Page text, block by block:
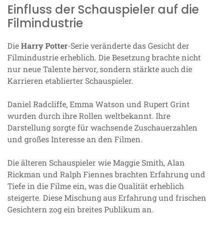
Einfluss der Schauspieler auf die
Filmindustrie
DieHarry Potter-Serie veränderte das Gesicht der
Filmindustrie erheblich. Die Besetzung brachte nicht
nur neue Talente hervor, sondern stärkte auch die
Karrieren etablierter Schauspieler.
Daniel Radcliffe, Emma Watson und Rupert Grint
wurden durch ihre Rollen weltbekannt. Ihre
Darstellung sorgte für wachsende Zuschauerzahlen
und großes Interesse an den Filmen.
Die älteren Schauspieler wie Maggie Smith, Alan
Rickman und Ralph Fiennes brachten Erfahrung und
Tiefe in die Filme ein, was die Qualität erheblich
steigerte. Diese Mischung aus Erfahrung und frischen
Gesichtern zog ein breites Publikum an.